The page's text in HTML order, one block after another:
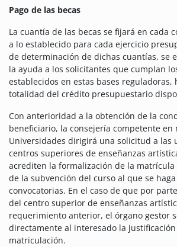
Pago de las becas
La cuantía de las becas se fijará en cada
a lo establecido para cada ejercicio
de determinación de dichas cuantías, se
la ayuda a los solicitantes que cumplan
establecidos en estas bases reguladoras,
totalidad del crédito presupuestario
Con anterioridad a la obtención de la
beneficiario, la consejería competente en
Universidades dirigirá una solicitud a las
centros superiores de enseñanzas
acrediten la formalización de la matrícula
de la subvención del curso al que se
convocatorias. En el caso de que por
del centro superior de enseñanzas
requerimiento anterior, el órgano gestor
directamente al interesado la
matriculación.